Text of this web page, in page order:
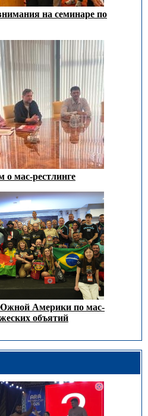
на семинаре по
мас-рестлинге
Америки по мас-
объятий